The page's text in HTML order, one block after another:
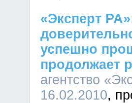
«Эксперт
успешно
продолжает
агентство
16.02.2010